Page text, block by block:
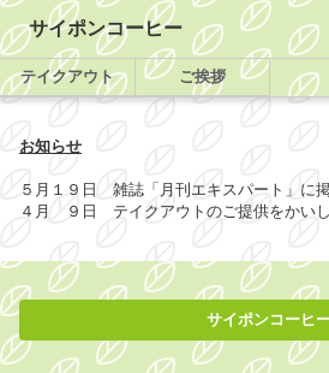
サイポンコーヒー
テイクアウト ご挨拶
お知らせ
５月１９日 雑誌「月刊エキスパート」に
４月 ９日 テイクアウトのご提供をかいし
サイポンコーヒ